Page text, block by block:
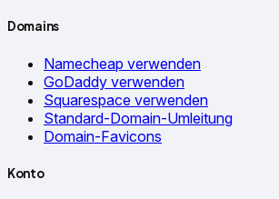
Domains
Namecheap verwenden
GoDaddy verwenden
Squarespace verwenden
Standard-Domain-Umleitung
Domain-Favicons
Konto